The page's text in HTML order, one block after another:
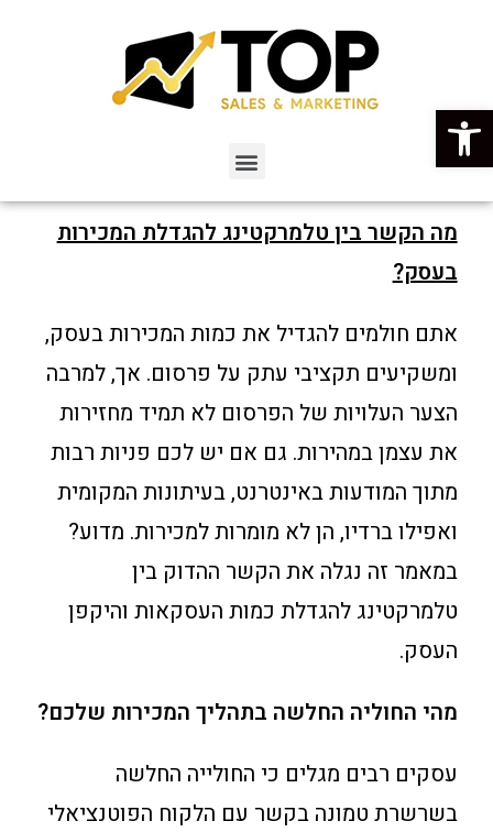
פתח סרגל נגישות
מה הקשר בין טלמרקטינג להגדלת המכירות
בעסק?
אתם חולמים להגדיל את כמות המכירות בעסק,
ומשקיעים תקציבי עתק על פרסום. אך, למרבה
הצער העלויות של הפרסום לא תמיד מחזירות
את עצמן במהירות. גם אם יש לכם פניות רבות
מתוך המודעות באינטרנט, בעיתונות המקומית
ואפילו ברדיו, הן לא מומרות למכירות. מדוע?
במאמר זה נגלה את הקשר ההדוק בין
טלמרקטינג להגדלת כמות העסקאות והיקפן
העסק.
מהי החוליה החלשה בתהליך המכירות שלכם?
עסקים רבים מגלים כי החולייה החלשה
בשרשרת טמונה בקשר עם הלקוח הפוטנציאלי